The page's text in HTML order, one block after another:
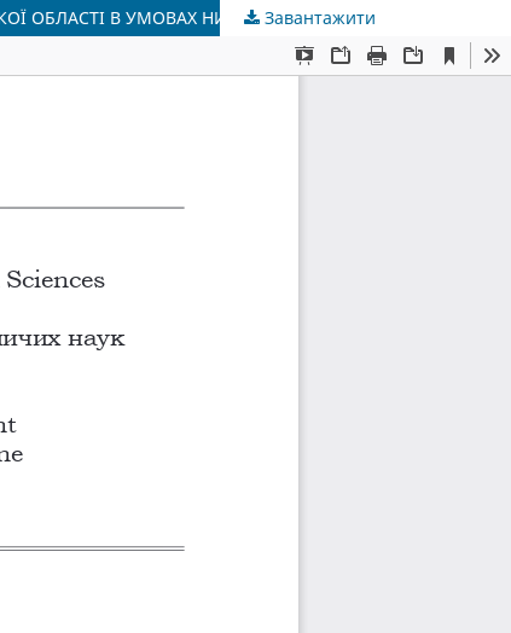
ОБЛАСТІ В УМОВАХ НИЗОВИНИЗавантажити